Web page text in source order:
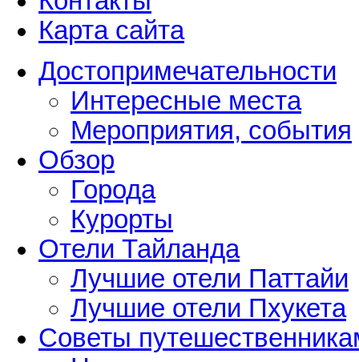
Карта сайта
Достопримечательности
Интересные места
Мероприятия, события
Обзор
Города
Курорты
Отели Тайланда
Лучшие отели Паттайи
Лучшие отели Пхукета
Советы